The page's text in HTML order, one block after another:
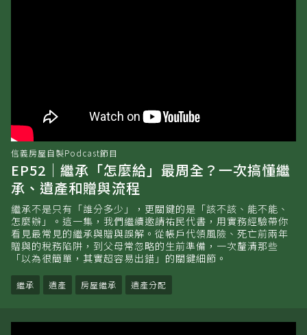
信義房屋自製Podcast節目
EP52｜繼承「怎麼給」最周全？一次搞懂繼
承、遺產和贈與流程
繼承不是只有「誰分多少」，更關鍵的是「該不該、能不能、
怎麼辦」。這一集，我們繼續邀請祐民代書，用實務經驗帶你
看見最常見的繼承與贈與誤解。從帳戶代領風險、死亡前兩年
贈與的稅務陷阱，到父母常忽略的生前準備，一次釐清那些
「以為很簡單，其實超容易出錯」的關鍵細節。
繼承 遺產 房屋繼承 遺產分配